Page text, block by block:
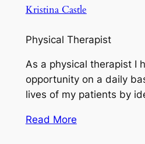
Kristina Castle
Physical Therapist
As a physical therapist I
opportunity on a daily
lives of my patients by
Read More